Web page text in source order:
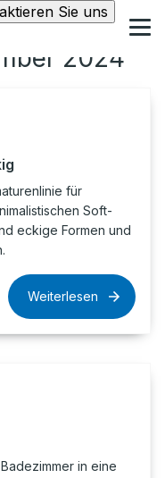
Sie uns
2024
für
Soft-
eckige Formen und
Weiterlesen
in eine